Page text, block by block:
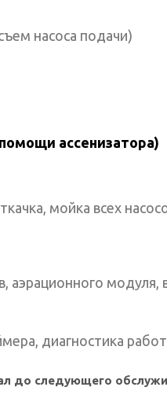
насоса подачи)
ассенизатора)
мойка всех
аэрационного
диагностика
до следующего